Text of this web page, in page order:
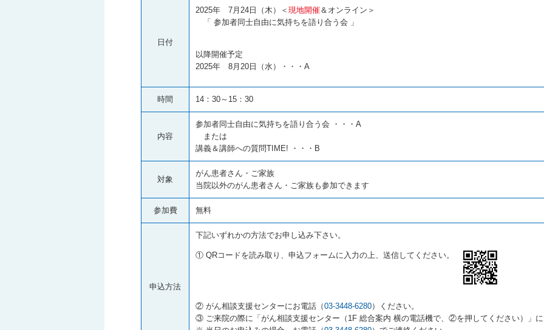
日付
2025年 7月24日（木）＜ 現地開催＆オンライン＞
「 参加者同士自由に気持ちを語り合う会 」
以降開催予定
2025年 8月20日（水）・・・A
時間 14：30～15：30
内容
参加者同士自由に気持ちを語り合う会 ・・・A
または
講義＆講師への質問TIME! ・・・B
対象
がん患者さん・ご家族
当院以外のがん患者さん・ご家族も参加できます
参加費 無料
申込方法
下記いずれかの方法でお申し込み下さい。
① QRコードを読み取り、申込フォームに入力の上、送信してください。
② がん相談支援センターにお電話（03-3448-6280）ください。
③ ご来院の際に「がん相談支援センター（1F 総合案内 横の電話機で、②を押してください）」